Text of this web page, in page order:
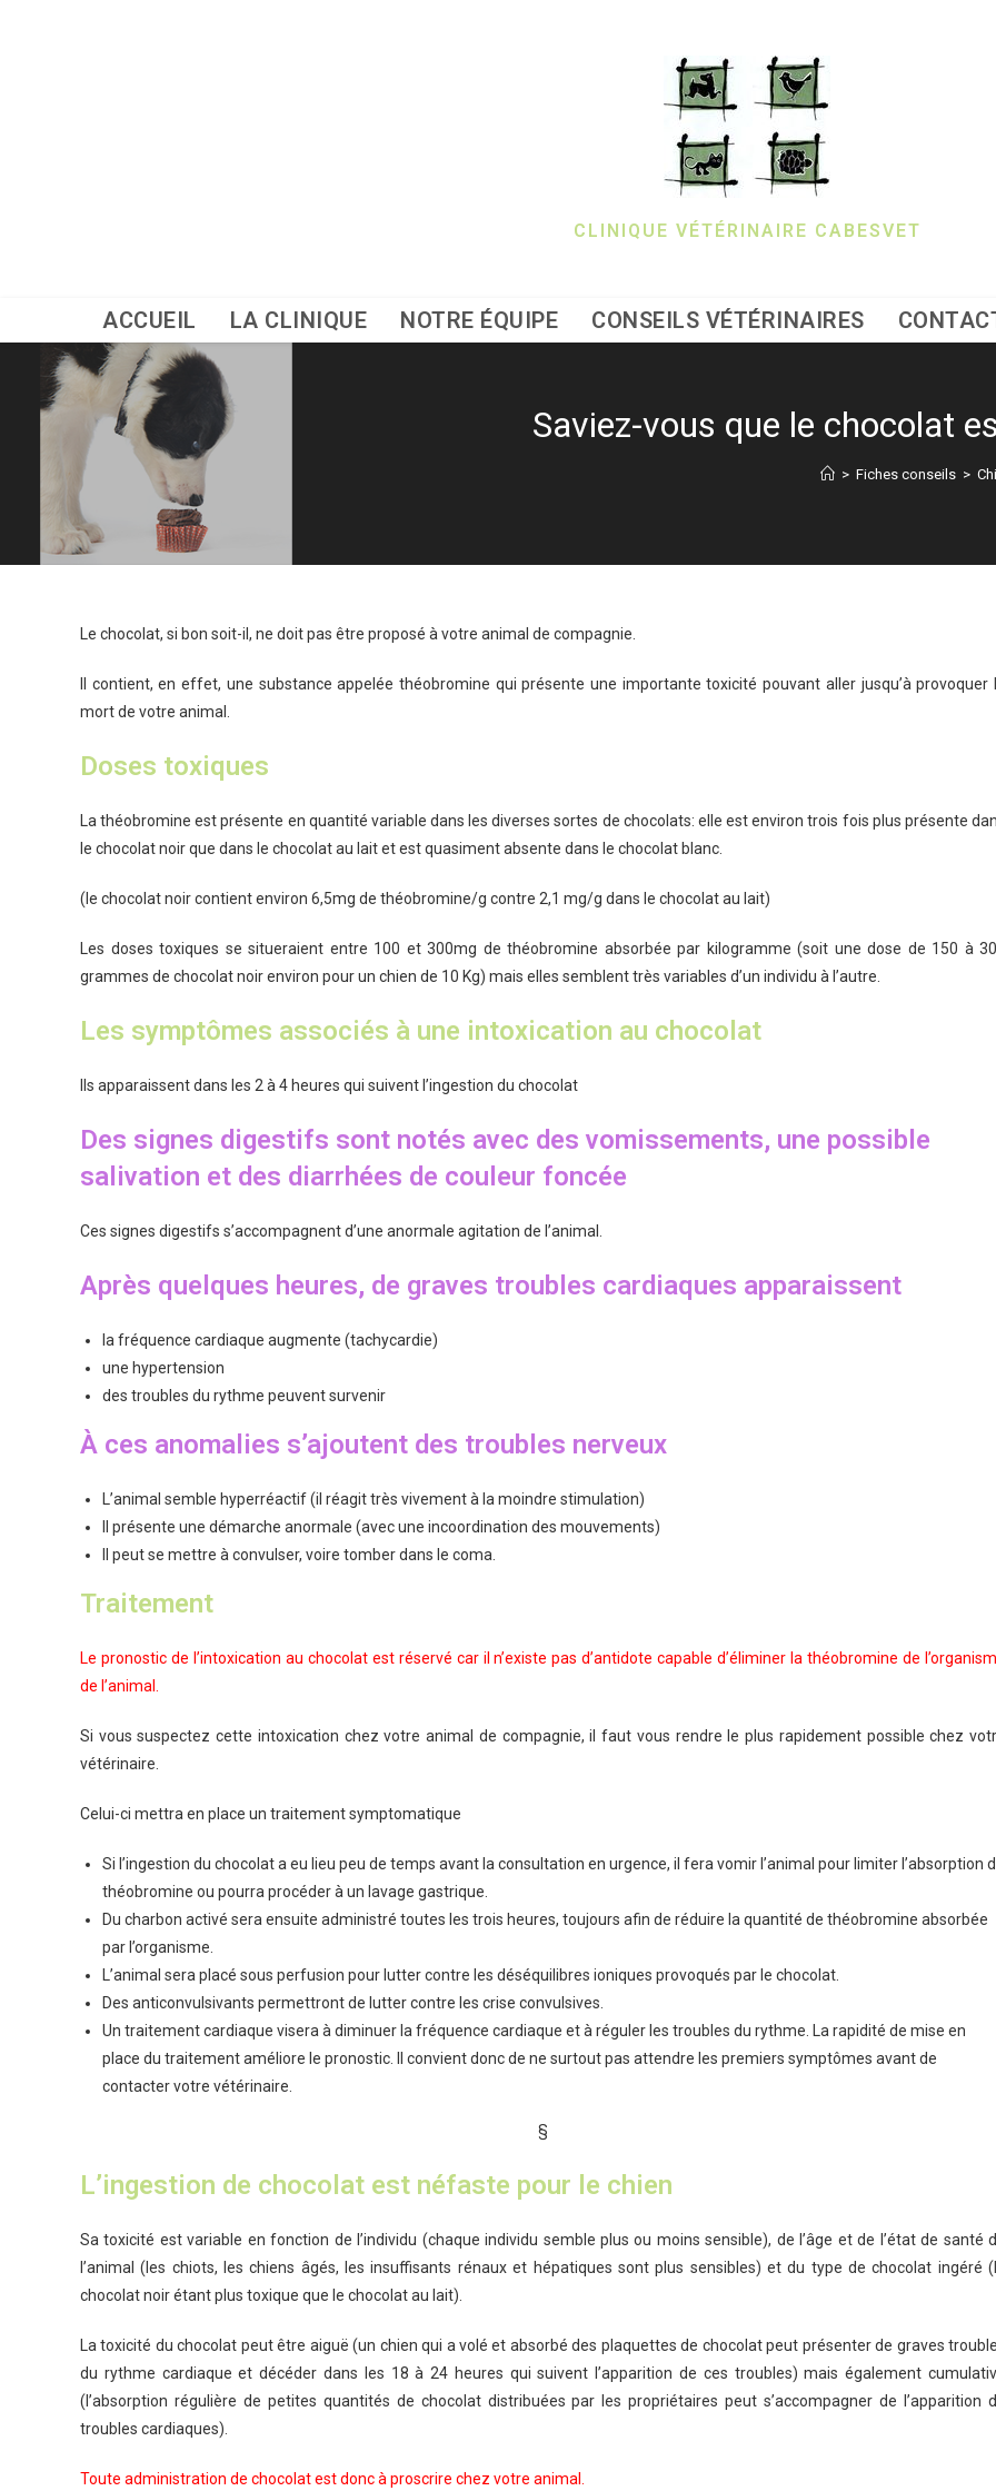
CLINIQUE VÉTÉRINAIRE CABESVET
ACCUEIL LA CLINIQUE NOTRE ÉQUIPE CONSEILS VÉTÉRINAIRES
Saviez-vous que le chocolat
> Fiches conseils >
Le chocolat, si bon soit-il, ne doit pas être proposé à votre animal de compagnie.
Il contient, en effet, une substance appelée théobromine qui présente une importante toxicité pouvant aller jusqu’à provoquer
mort de votre animal.
Doses toxiques
La théobromine est présente en quantité variable dans les diverses sortes de chocolats: elle est environ trois fois plus présente
le chocolat noir que dans le chocolat au lait et est quasiment absente dans le chocolat blanc.
(le chocolat noir contient environ 6,5mg de théobromine/g contre 2,1 mg/g dans le chocolat au lait)
Les doses toxiques se situeraient entre 100 et 300mg de théobromine absorbée par kilogramme (soit une dose de 150 à
grammes de chocolat noir environ pour un chien de 10 Kg) mais elles semblent très variables d’un individu à l’autre.
Les symptômes associés à une intoxication au chocolat
Ils apparaissent dans les 2 à 4 heures qui suivent l’ingestion du chocolat
Des signes digestifs sont notés avec des vomissements, une possible
salivation et des diarrhées de couleur foncée
Ces signes digestifs s’accompagnent d’une anormale agitation de l’animal.
Après quelques heures, de graves troubles cardiaques apparaissent
la fréquence cardiaque augmente (tachycardie)
une hypertension
des troubles du rythme peuvent survenir
À ces anomalies s’ajoutent des troubles nerveux
L’animal semble hyperréactif (il réagit très vivement à la moindre stimulation)
Il présente une démarche anormale (avec une incoordination des mouvements)
Il peut se mettre à convulser, voire tomber dans le coma.
Traitement
Le pronostic de l’intoxication au chocolat est réservé car il n’existe pas d’antidote capable d’éliminer la théobromine de
de l’animal.
Si vous suspectez cette intoxication chez votre animal de compagnie, il faut vous rendre le plus rapidement possible chez
vétérinaire.
Celui-ci mettra en place un traitement symptomatique
Si l’ingestion du chocolat a eu lieu peu de temps avant la consultation en urgence, il fera vomir l’animal pour limiter l’absorption
théobromine ou pourra procéder à un lavage gastrique.
Du charbon activé sera ensuite administré toutes les trois heures, toujours afin de réduire la quantité de théobromine absorbée
par l’organisme.
L’animal sera placé sous perfusion pour lutter contre les déséquilibres ioniques provoqués par le chocolat.
Des anticonvulsivants permettront de lutter contre les crise convulsives.
Un traitement cardiaque visera à diminuer la fréquence cardiaque et à réguler les troubles du rythme. La rapidité de mise en
place du traitement améliore le pronostic. Il convient donc de ne surtout pas attendre les premiers symptômes avant de
contacter votre vétérinaire.
§
L’ingestion de chocolat est néfaste pour le chien
Sa toxicité est variable en fonction de l’individu (chaque individu semble plus ou moins sensible), de l’âge et de l’état de santé
l’animal (les chiots, les chiens âgés, les insuffisants rénaux et hépatiques sont plus sensibles) et du type de chocolat ingéré
chocolat noir étant plus toxique que le chocolat au lait).
La toxicité du chocolat peut être aiguë (un chien qui a volé et absorbé des plaquettes de chocolat peut présenter de graves
du rythme cardiaque et décéder dans les 18 à 24 heures qui suivent l’apparition de ces troubles) mais également
(l’absorption régulière de petites quantités de chocolat distribuées par les propriétaires peut s’accompagner de l’apparition
troubles cardiaques).
Toute administration de chocolat est donc à proscrire chez votre animal.